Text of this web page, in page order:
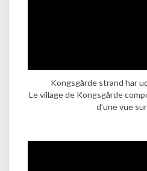
Kongsgårde strand har
Le village de Kongsgårde
d’une vue